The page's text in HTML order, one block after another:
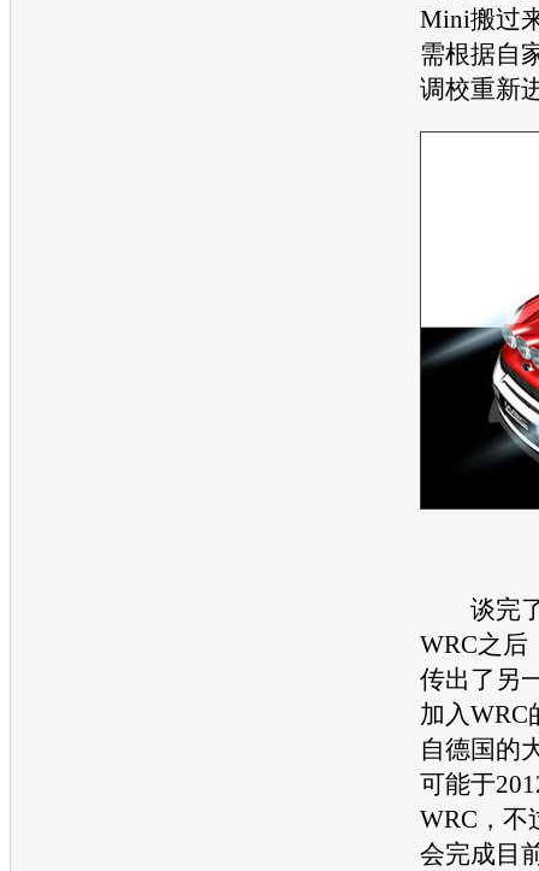
Mini搬过
需根据自
调校重新
谈完
WRC之后
传出了另
加入WRC
自德国的
可能于
WRC，不
会完成目